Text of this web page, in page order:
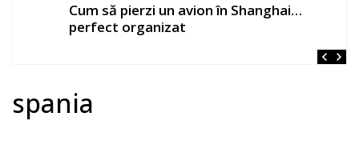
Cum să pierzi un avion în Shanghai…
perfect organizat
spania